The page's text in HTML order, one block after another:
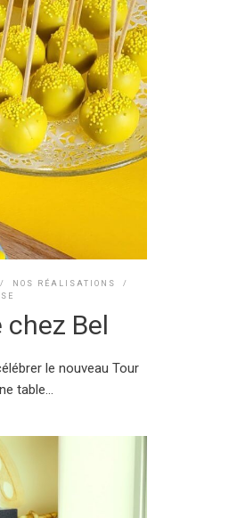
NOS RÉALISATIONS
/
chez Bel
le nouveau Tour
table...